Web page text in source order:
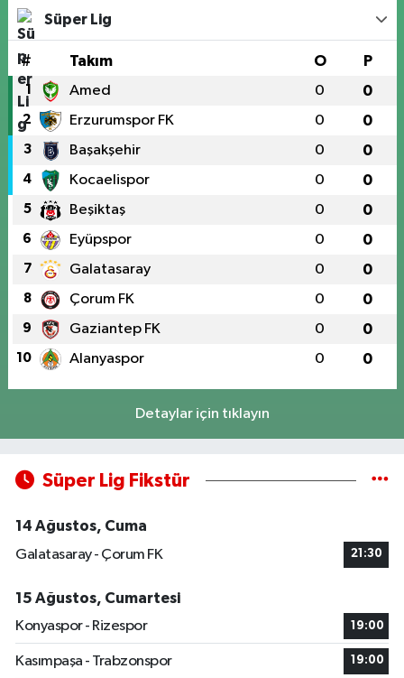
Süper Lig
# Takım O P
1 Amed 0 0
2 Erzurumspor FK 0 0
3 Başakşehir 0 0
4 Kocaelispor 0 0
5 Beşiktaş 0 0
6 Eyüpspor 0 0
7 Galatasaray 0 0
8 Çorum FK 0 0
9 Gaziantep FK 0 0
10 Alanyaspor 0 0
Detaylar için tıklayın
Süper Lig Fikstür
14 Ağustos, Cuma
Galatasaray - Çorum FK
21:30
15 Ağustos, Cumartesi
Konyaspor - Rizespor
19:00
Kasımpaşa - Trabzonspor 19:00